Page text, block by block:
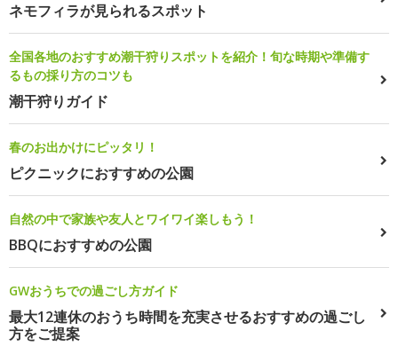
ネモフィラが見られるスポット
全国各地のおすすめ潮干狩りスポットを紹介！旬な時期や準備す
るもの採り方のコツも
潮干狩りガイド
春のお出かけにピッタリ！
ピクニックにおすすめの公園
自然の中で家族や友人とワイワイ楽しもう！
BBQにおすすめの公園
GWおうちでの過ごし方ガイド
最大12連休のおうち時間を充実させるおすすめの過ごし
方をご提案